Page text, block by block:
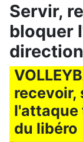
Servir,
bloquer
recevoir,
l'attaque
du libéro